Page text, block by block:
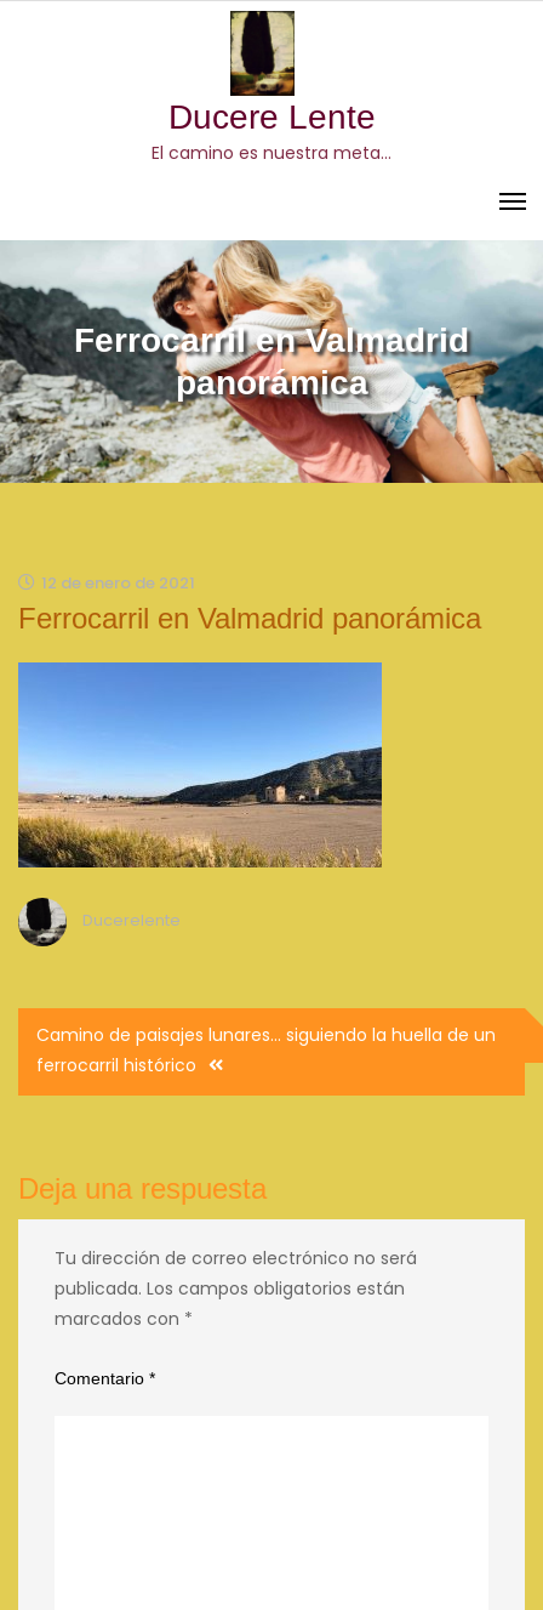
Ducere Lente
El camino es nuestra meta…
Ferrocarril en Valmadrid
panorámica
12 de enero de 2021
Ferrocarril en Valmadrid panorámica
Ducerelente
Navegación
de
entradas
Camino de paisajes lunares… siguiendo la huella de un
ferrocarril histórico
Deja una respuesta
Tu dirección de correo electrónico no será
publicada. Los campos obligatorios están
marcados con *
Comentario *